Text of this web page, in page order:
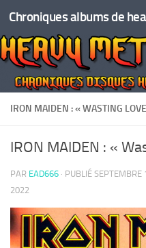
Skip to content
IRON MAIDEN : « WASTING
IRON MAIDEN : «
PAR EAD666 · PUBLIÉ SEPTEMBRE
2022